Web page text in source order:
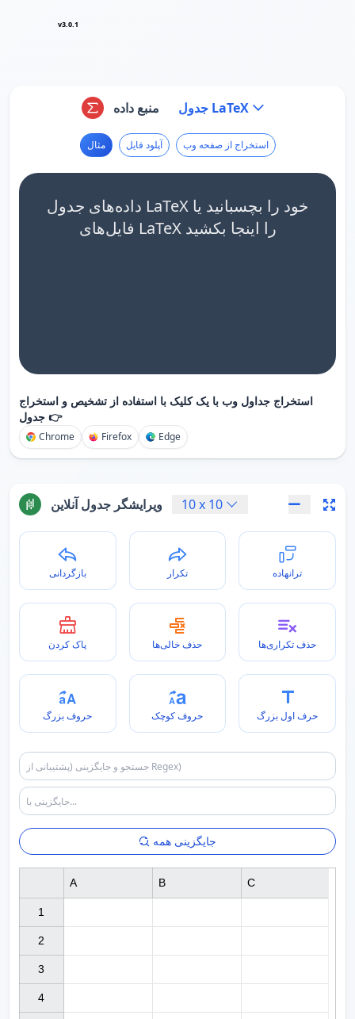
v3.0.1
منبع داده جدول LaTeX
مثال آپلود فایل استخراج از صفحه وب
داده‌های جدول LaTeX خود را بچسبانید یا
فایل‌های LaTeX را اینجا بکشید
استخراج جداول وب با یک کلیک با استفاده از تشخیص و استخراج
جدول 👉
Chrome Firefox Edge
ویرایشگر جدول آنلاین 10x 10
بازگردانی تکرار ترانهاده
پاک کردن حذف خالی‌ها حذف تکراری‌ها
حروف بزرگ حروف کوچک حرف اول بزرگ
جایگزینی همه
1
2
3
4
A B C